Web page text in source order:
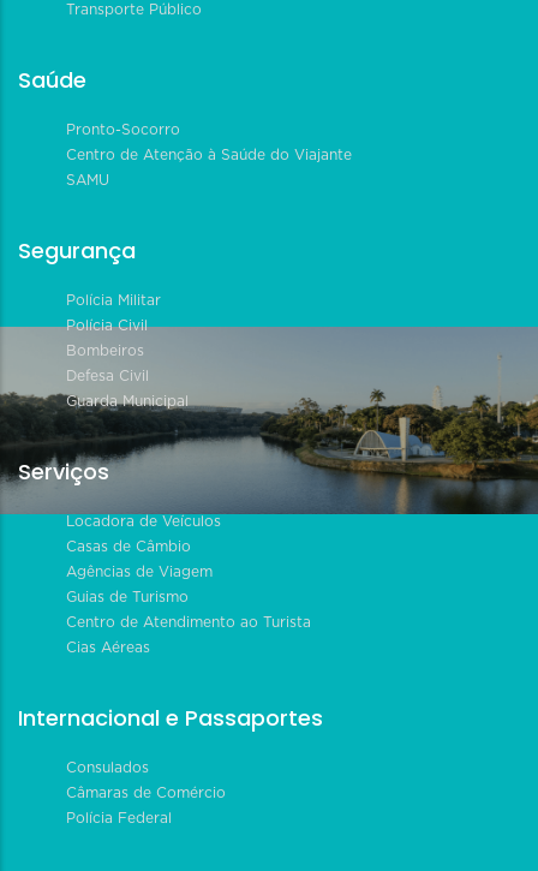
Transporte Público
Saúde
Pronto-Socorro
Centro de Atenção à Saúde do Viajante
SAMU
Segurança
Polícia Militar
Polícia Civil
Bombeiros
Defesa Civil
Guarda Municipal
Serviços
Locadora de Veículos
Casas de Câmbio
Agências de Viagem
Guias de Turismo
Centro de Atendimento ao Turista
Cias Aéreas
Internacional e Passaportes
Consulados
Câmaras de Comércio
Polícia Federal